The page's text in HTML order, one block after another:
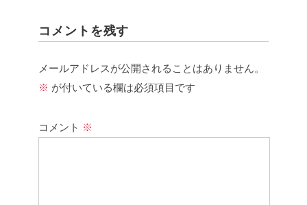
コメントを残す
メールアドレスが公開されることはありません。
※ が付いている欄は必須項目です
コメント ※